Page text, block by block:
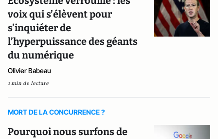
voix qui s’élèvent pour
s’inquiéter de
l’hyperpuissance des géants
du numérique
Olivier Babeau
1 min de lecture
MORT DE LA CONCURRENCE ?
Pourquoi nous surfons de